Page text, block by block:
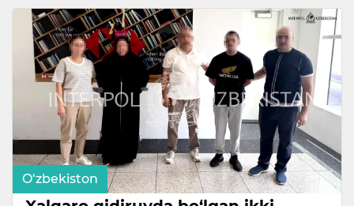
O‘zbekiston